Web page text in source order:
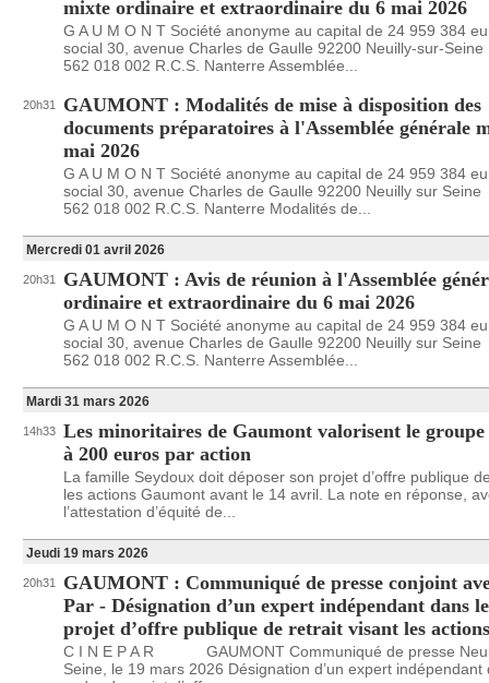
mixte ordinaire et extraordinaire du 6 mai 2026
G A U M O N T Société anonyme au capital de 24 959 384
social 30, avenue Charles de Gaulle 92200 Neuilly-sur-Seine
562 018 002 R.C.S. Nanterre Assemblée...
20h31
GAUMONT : Modalités de mise à disposition des
documents préparatoires à l'Assemblée générale
mai 2026
G A U M O N T Société anonyme au capital de 24 959 384
social 30, avenue Charles de Gaulle 92200 Neuilly sur Seine
562 018 002 R.C.S. Nanterre Modalités de...
Mercredi 01 avril 2026
20h31
GAUMONT : Avis de réunion à l'Assemblée
ordinaire et extraordinaire du 6 mai 2026
G A U M O N T Société anonyme au capital de 24 959 384
social 30, avenue Charles de Gaulle 92200 Neuilly sur Seine
562 018 002 R.C.S. Nanterre Assemblée...
Mardi 31 mars 2026
14h33 Les minoritaires de Gaumont valorisent le
à 200 euros par action
La famille Seydoux doit déposer son projet d’offre publique
les actions Gaumont avant le 14 avril. La note en réponse,
l’attestation d’équité de...
Jeudi 19 mars 2026
20h31
GAUMONT : Communiqué de presse conjoint
Par - Désignation d’un expert indépendant dans
projet d’offre publique de retrait visant les
C I N E P A R GAUMONT Communiqué de presse
Seine, le 19 mars 2026 Désignation d’un expert indépendant